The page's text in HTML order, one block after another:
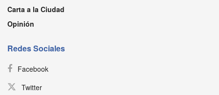
Carta a la Ciudad
Opinión
Redes Sociales
Facebook
Twitter